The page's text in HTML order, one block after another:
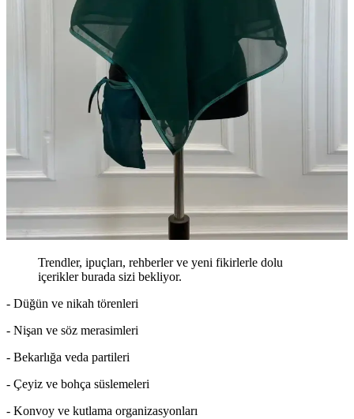
Trendler, ipuçları, rehberler ve yeni fikirlerle dolu
içerikler burada sizi bekliyor.
- Düğün ve nikah törenleri
- Nişan ve söz merasimleri
- Bekarlığa veda partileri
- Çeyiz ve bohça süslemeleri
- Konvoy ve kutlama organizasyonları